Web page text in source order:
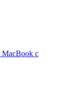
MacBook с